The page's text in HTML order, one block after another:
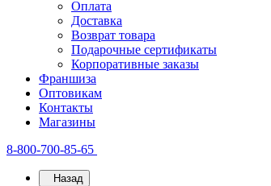
Оплата
Доставка
Возврат товара
Подарочные сертификаты
Корпоративные заказы
Франшиза
Оптовикам
Контакты
Магазины
8-800-700-85-65
Назад